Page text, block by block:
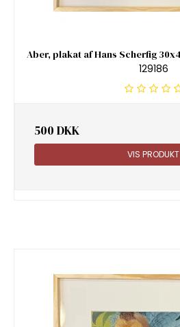
Aber, plakat af Hans Scherfig
129186
500 DKK
VIS PRODUKT